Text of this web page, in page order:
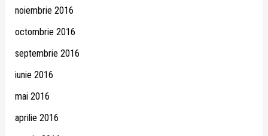
noiembrie 2016
octombrie 2016
septembrie 2016
iunie 2016
mai 2016
aprilie 2016